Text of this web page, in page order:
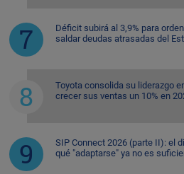
Déficit subirá al 3,9% para
saldar deudas atrasadas del
Toyota consolida su liderazgo
crecer sus ventas un 10% en
SIP Connect 2026 (parte II): el
qué "adaptarse" ya no es